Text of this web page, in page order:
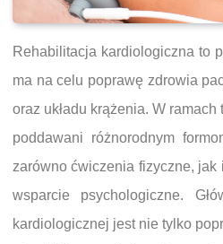
Rehabilitacja kardiologiczna to
ma na celu poprawę zdrowia
oraz układu krążenia. W
poddawani różnorodnym
zarówno ćwiczenia fizyczne,
wsparcie psychologiczne.
kardiologicznej jest nie tylko